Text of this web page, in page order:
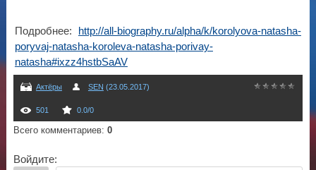
Подробнее:
http://all-biography.ru/alpha/k/korolyova-natasha-
poryvaj-natasha-koroleva-natasha-porivay-
natasha#ixzz4hstbSaAV
Актёры SEN (23.05.2017)
501 0.0/0
Всего комментариев: 0
Войдите: